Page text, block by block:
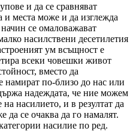
и да се сравняват
и места може и да изглежда
се омаловажават
насилствени десетилетия
ум всъщност е
всеки човешки живот
вместо да
намират по-близо до нас или
надеждата, че ние можем
насилието, и в резултат да
да се очаква да го намалят.
насилие по ред.